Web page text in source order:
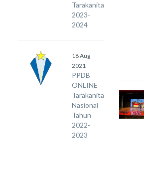
Tarakanita
2023-
2024
18 Aug
2021
PPDB
ONLINE
Tarakanita
Nasional
Tahun
2022-
2023